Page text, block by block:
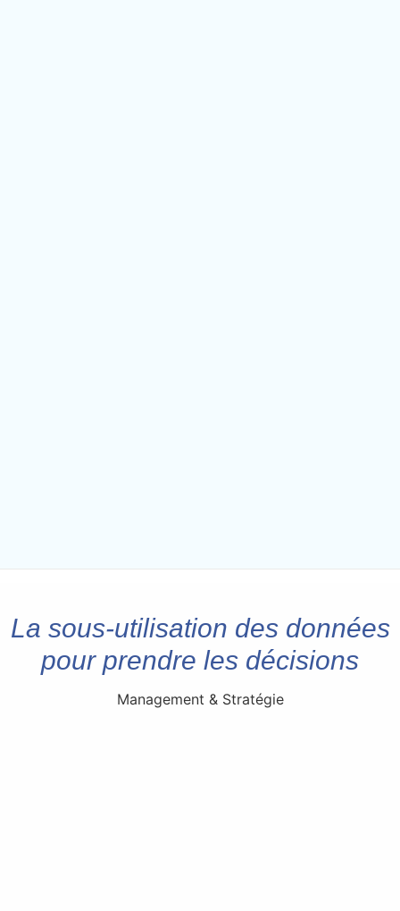
La sous-utilisation des données
pour prendre les décisions
Management & Stratégie